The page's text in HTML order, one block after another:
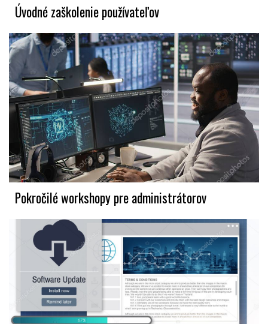
Úvodné zaškolenie používateľov
Pokročilé workshopy pre administrátorov